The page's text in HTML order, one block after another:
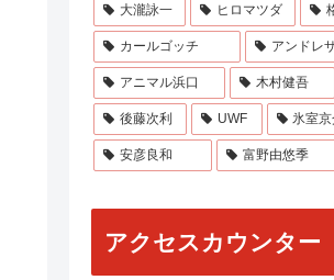
大瀧詠一 ヒロマツダ
カールゴッチ アンドレ
アニマル浜口 木村健吾
後藤次利 UWF 氷室
安彦良和 富野由悠季
アクセスカウンター